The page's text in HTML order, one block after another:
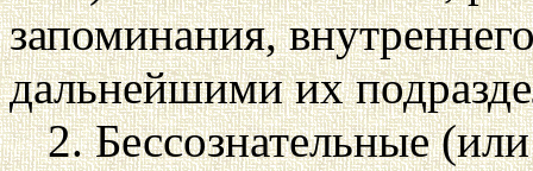
запоминания,
дальнейшими их
2. Бессознательные